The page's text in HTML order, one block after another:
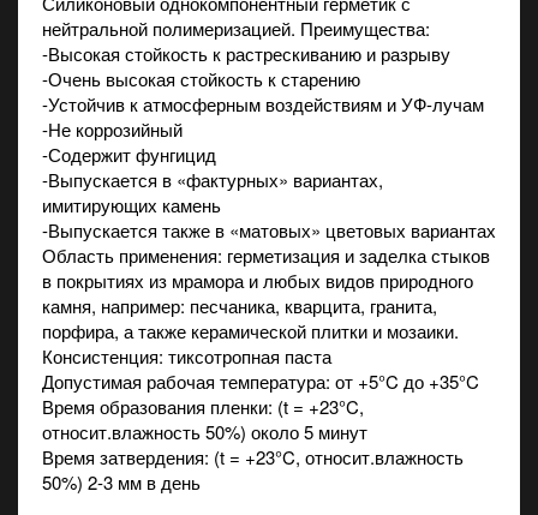
нейтральной полимеризацией. Преимущества:
-Высокая стойкость к растрескиванию и разрыву
-Очень высокая стойкость к старению
-Устойчив к атмосферным воздействиям и УФ-лучам
-Не коррозийный
-Содержит фунгицид
-Выпускается в «фактурных» вариантах,
имитирующих камень
-Выпускается также в «матовых» цветовых вариантах
Область применения: герметизация и заделка стыков
в покрытиях из мрамора и любых видов природного
камня, например: песчаника, кварцита, гранита,
порфира, а также керамической плитки и мозаики.
Консистенция: тиксотропная паста
Допустимая рабочая температура: от +5°C до +35°C
Время образования пленки: (t = +23°C,
относит.влажность 50%) около 5 минут
Время затвердения: (t = +23°C, относит.влажность
50%) 2-3 мм в день